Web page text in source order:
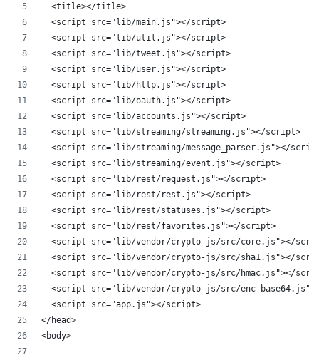
  <title></title>
  <script src="lib/main.js"></script>
  <script src="lib/util.js"></script>
  <script src="lib/tweet.js"></script>
  <script src="lib/user.js"></script>
  <script src="lib/http.js"></script>
  <script src="lib/oauth.js"></script>
  <script src="lib/accounts.js"></script>
  <script src="lib/streaming/streaming.js"></script>
<script src="lib/streaming/message_parser.js"></
  <script src="lib/streaming/event.js"></script>
  <script src="lib/rest/request.js"></script>
  <script src="lib/rest/rest.js"></script>
  <script src="lib/rest/statuses.js"></script>
  <script src="lib/rest/favorites.js"></script>
<script src="lib/vendor/crypto-js/src/core.js"></
<script src="lib/vendor/crypto-js/src/sha1.js"></
<script src="lib/vendor/crypto-js/src/hmac.js"></
<script src="lib/vendor/crypto-js/src/enc-
  <script src="app.js"></script>
</head>
<body>